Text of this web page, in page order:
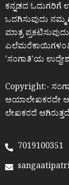
ಕನ್ನಡದ ಓದುಗರಿಗೆ
ಒದಗಿಸುವುದು
ಮಾತ್ರ
ʼಸಂಗಾತಿʼಯ
Copyright:-
ಆಯಾಲೇಖಕರದೇ
ಲೇಖಕರದೆ ಆಗಿರುತ್ತದೆ
7019100351